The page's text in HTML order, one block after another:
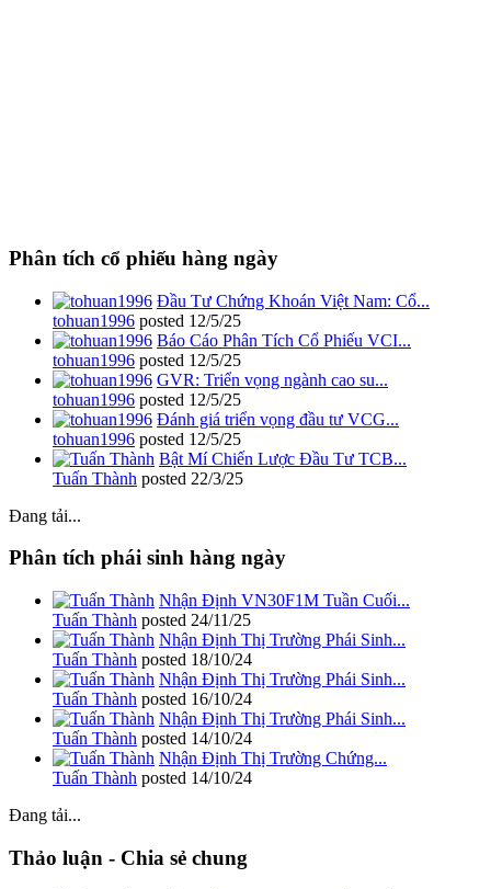
Phân tích cổ phiếu hàng ngày
Đầu Tư Chứng Khoán Việt Nam: Cổ...
tohuan1996 posted 12/5/25
Báo Cáo Phân Tích Cổ Phiếu VCI...
tohuan1996 posted 12/5/25
GVR: Triển vọng ngành cao su...
tohuan1996 posted 12/5/25
Đánh giá triển vọng đầu tư VCG...
tohuan1996 posted 12/5/25
Bật Mí Chiến Lược Đầu Tư TCB...
Tuấn Thành posted 22/3/25
Đang tải...
Phân tích phái sinh hàng ngày
Nhận Định VN30F1M Tuần Cuối...
Tuấn Thành posted 24/11/25
Nhận Định Thị Trường Phái Sinh...
Tuấn Thành posted 18/10/24
Nhận Định Thị Trường Phái Sinh...
Tuấn Thành posted 16/10/24
Nhận Định Thị Trường Phái Sinh...
Tuấn Thành posted 14/10/24
Nhận Định Thị Trường Chứng...
Tuấn Thành posted 14/10/24
Đang tải...
Thảo luận - Chia sẻ chung